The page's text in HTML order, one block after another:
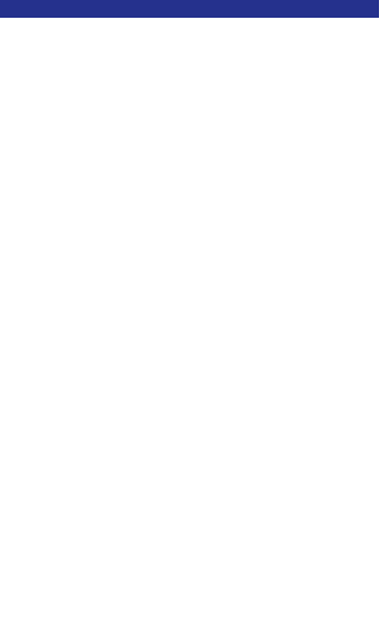
13.07.2026 Hydranten-